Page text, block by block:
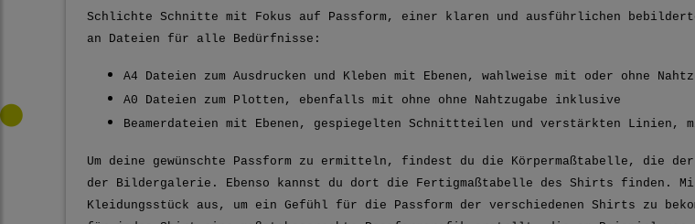
Schlichte Schnitte mit Fokus auf Passform, einer klaren und ausführlichen
an Dateien für alle Bedürfnisse:
A4 Dateien zum Ausdrucken und Kleben mit Ebenen, wahlweise mit oder ohne
A0 Dateien zum Plotten, ebenfalls mit ohne ohne Nahtzugabe inklusive
Beamerdateien mit Ebenen, gespiegelten Schnittteilen und verstärkten Linien,
Um deine gewünschte Passform zu ermitteln, findest du die Körpermaßtabelle, die
der Bildergalerie. Ebenso kannst du dort die Fertigmaßtabelle des Shirts finden.
Kleidungsstück aus, um ein Gefühl für die Passform der verschiedenen Shirts zu